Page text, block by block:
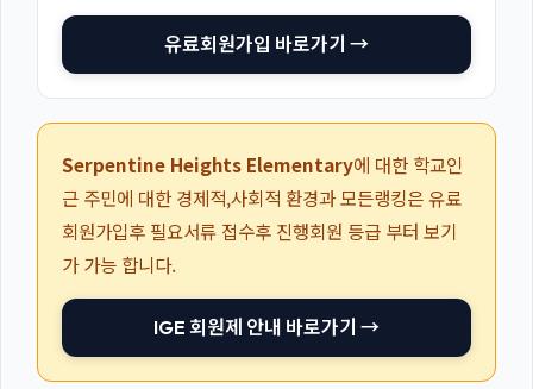
유료회원가입 바로가기 →
Serpentine Heights Elementary에 대한 학교인
근 주민에 대한 경제적,사회적 환경과 모든랭킹은 유료
회원가입후 필요서류 접수후 진행회원 등급 부터 보기
가 가능 합니다.
IGE 회원제 안내 바로가기 →